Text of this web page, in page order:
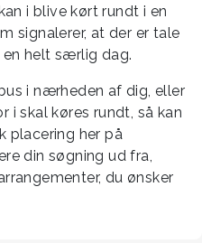
i blive kørt rundt i en
signalerer, at der er tale
helt særlig dag.
i nærheden af dig, eller
i skal køres rundt, så kan
placering her på
din søgning ud fra,
du ønsker